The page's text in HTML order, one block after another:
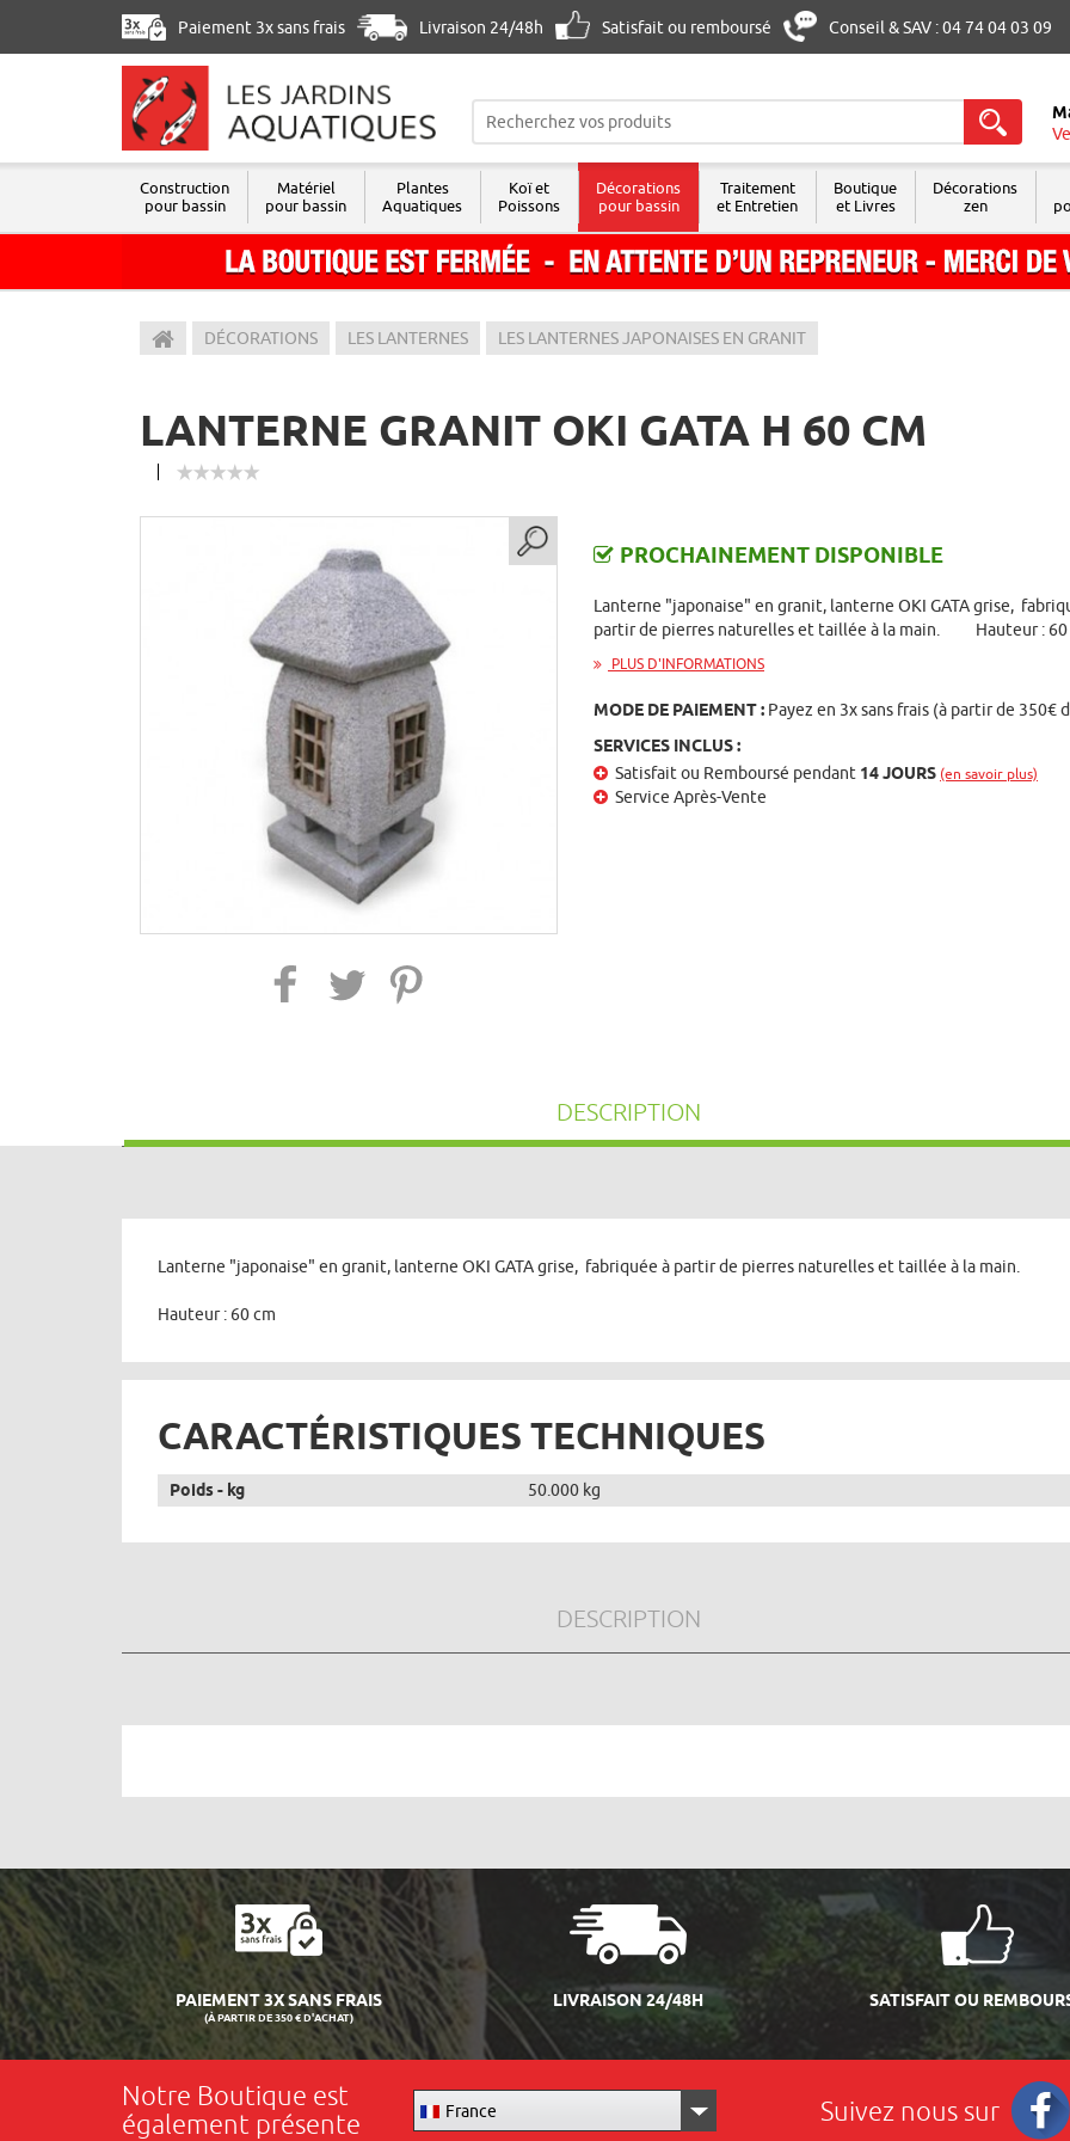
Paiement 3x sans frais Livraison 24/48h Satisfait ou remboursé Conseil & SAV : 04 74 04 03 09
Les Jardins Aquatiques
Construction
pour bassin
Matériel
pour bassin
Plantes
Aquatiques
Koï et
Poissons
Décorations
pour bassin
Traitement
et Entretien
Boutique
et Livres
Décorations
zen
DÉCORATIONS LES LANTERNES LES LANTERNES JAPONAISES EN GRANIT
LANTERNE GRANIT OKI GATA H 60 CM
PROCHAINEMENT DISPONIBLE
Lanterne "japonaise" en granit, lanterne OKI GATA grise,
partir de pierres naturelles et taillée à la main. Hauteur : 60
PLUS D'INFORMATIONS
MODE DE PAIEMENT : Payez en 3x sans frais (à partir de 350€
SERVICES INCLUS :
Satisfait ou Remboursé pendant 14 JOURS (en savoir plus)
Service Après-Vente
DESCRIPTION
Lanterne "japonaise" en granit, lanterne OKI GATA grise, fabriquée à partir de pierres naturelles et taillée à la main.
Hauteur : 60 cm
CARACTÉRISTIQUES TECHNIQUES
Poids - kg 50.000 kg
DESCRIPTION
PAIEMENT 3X SANS FRAIS
(À PARTIR DE 350 € D'ACHAT)
LIVRAISON 24/48H SATISFAIT OU
Notre Boutique est
également présente
France Suivez nous sur